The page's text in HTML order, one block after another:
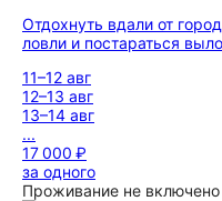
Отдохнуть вдали от
ловли и постараться
11–12 авг
12–13 авг
13–14 авг
...
17 000 ₽
за одного
Проживание не включено